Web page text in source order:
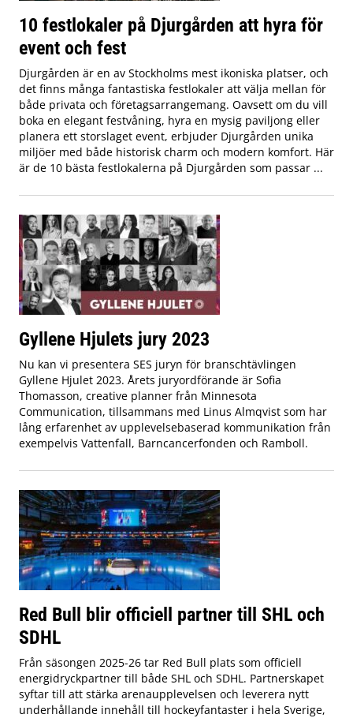
10 festlokaler på Djurgården att hyra för
event och fest
Djurgården är en av Stockholms mest ikoniska platser, och
det finns många fantastiska festlokaler att välja mellan för
både privata och företagsarrangemang. Oavsett om du vill
boka en elegant festvåning, hyra en mysig paviljong eller
planera ett storslaget event, erbjuder Djurgården unika
miljöer med både historisk charm och modern komfort. Här
är de 10 bästa festlokalerna på Djurgården som passar ...
Gyllene Hjulets jury 2023
Nu kan vi presentera SES juryn för branschtävlingen
Gyllene Hjulet 2023. Årets juryordförande är Sofia
Thomasson, creative planner från Minnesota
Communication, tillsammans med Linus Almqvist som har
lång erfarenhet av upplevelsebaserad kommunikation från
exempelvis Vattenfall, Barncancerfonden och Ramboll.
Red Bull blir officiell partner till SHL och
SDHL
Från säsongen 2025-26 tar Red Bull plats som officiell
energidryckpartner till både SHL och SDHL. Partnerskapet
syftar till att stärka arenaupplevelsen och leverera nytt
underhållande innehåll till hockeyfantaster i hela Sverige,